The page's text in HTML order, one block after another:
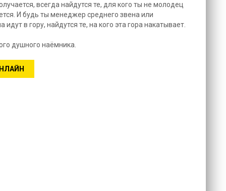
всегда найдутся те, для кого ты не молодец
И будь ты менеджер среднего звена или
в гору, найдутся те, на кого эта гора накатывает.
душного наёмника.